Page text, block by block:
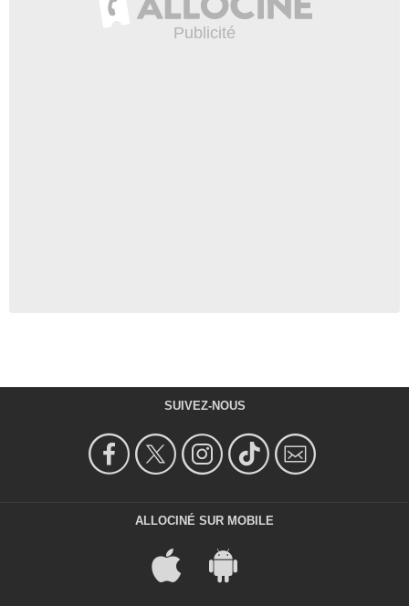
SUIVEZ-NOUS
ALLOCINÉ SUR MOBILE